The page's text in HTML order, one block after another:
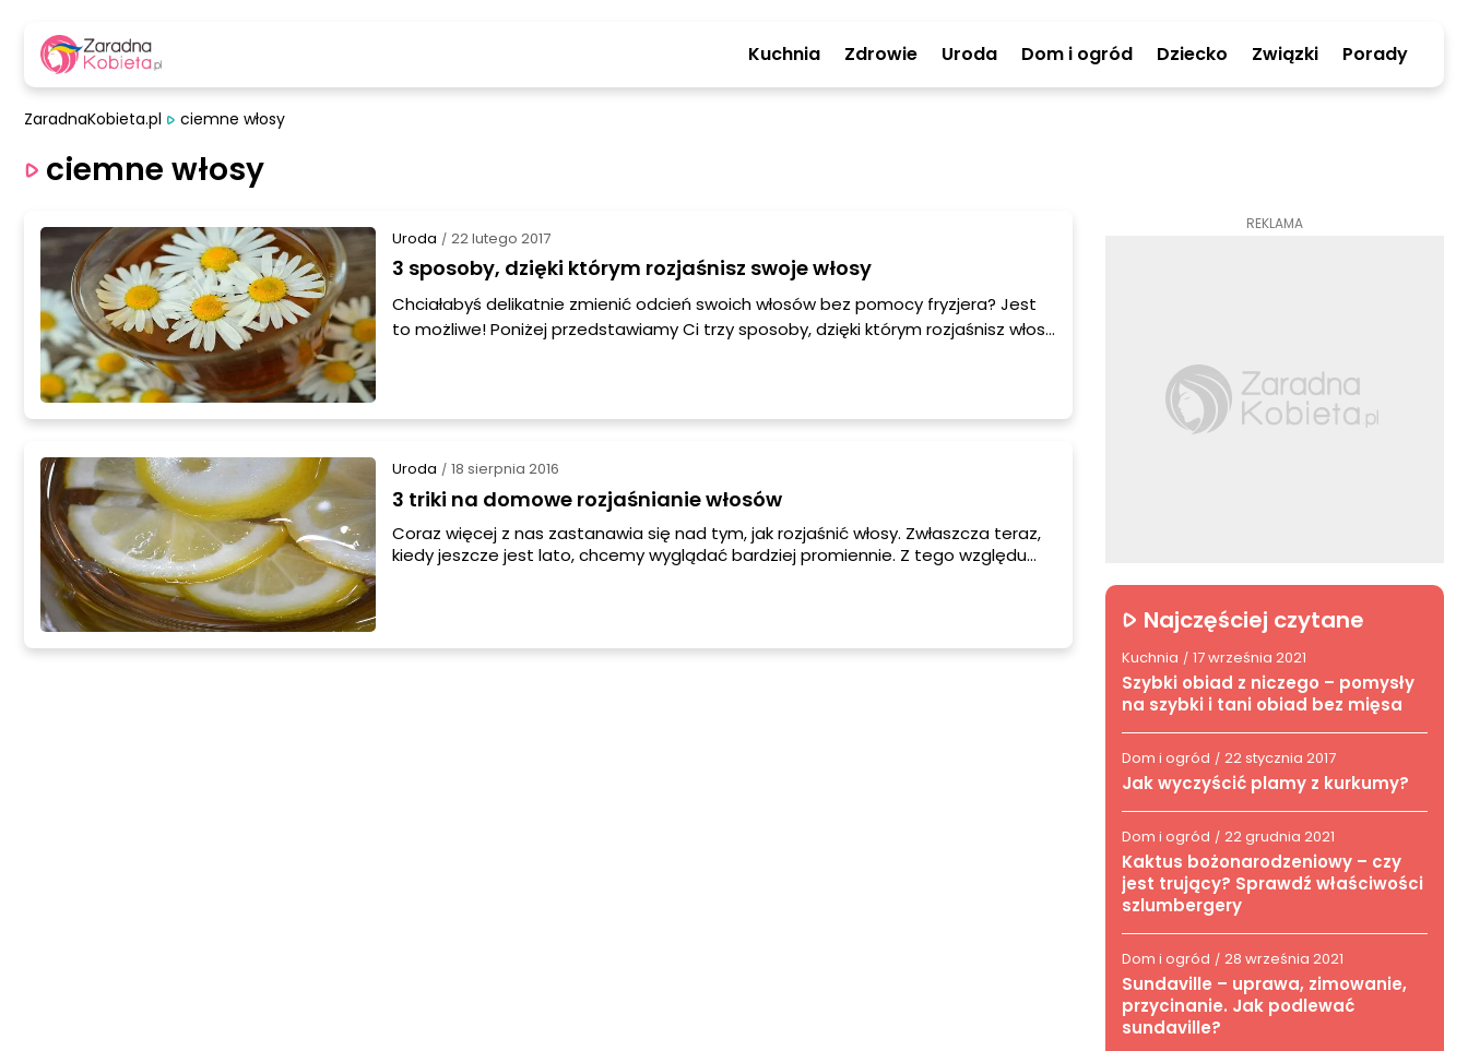
Kuchnia Zdrowie Uroda Dom i ogród Dziecko Związki Porady
ZaradnaKobieta.pl ciemne włosy
ciemne włosy
Uroda / 22 lutego 2017
3 sposoby, dzięki którym rozjaśnisz swoje włosy
Chciałabyś delikatnie zmienić odcień swoich włosów bez pomocy fryzjera? Jest
to możliwe! Poniżej przedstawiamy Ci trzy sposoby, dzięki którym rozjaśnisz włosy
Uroda / 18 sierpnia 2016
3 triki na domowe rozjaśnianie włosów
Coraz więcej z nas zastanawia się nad tym, jak rozjaśnić włosy. Zwłaszcza teraz,
kiedy jeszcze jest lato, chcemy wyglądać bardziej promiennie. Z tego względu
REKLAMA
Najczęściej czytane
Kuchnia / 17 września 2021
Szybki obiad z niczego – pomysły
na szybki i tani obiad bez mięsa
Dom i ogród / 22 stycznia 2017
Jak wyczyścić plamy z kurkumy?
Dom i ogród / 22 grudnia 2021
Kaktus bożonarodzeniowy – czy
jest trujący? Sprawdź właściwości
szlumbergery
Dom i ogród / 28 września 2021
Sundaville – uprawa, zimowanie,
przycinanie. Jak podlewać
sundaville?